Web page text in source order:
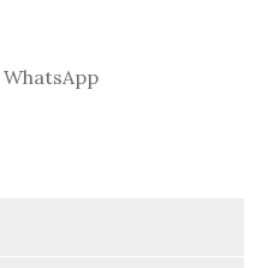
WhatsApp